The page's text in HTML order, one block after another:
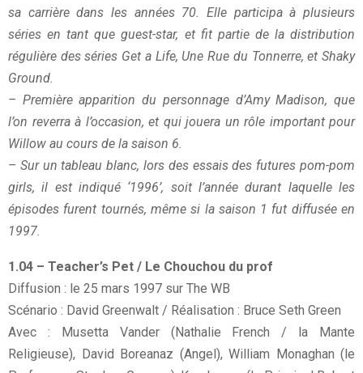
sa carrière dans les années 70. Elle participa à plusieurs
séries en tant que guest-star, et fit partie de la distribution
régulière des séries Get a Life, Une Rue du Tonnerre, et Shaky
Ground.
– Première apparition du personnage d’Amy Madison, que
l’on reverra à l’occasion, et qui jouera un rôle important pour
Willow au cours de la saison 6.
– Sur un tableau blanc, lors des essais des futures pom-pom
girls, il est indiqué ‘1996’, soit l’année durant laquelle les
épisodes furent tournés, même si la saison 1 fut diffusée en
1997.
1.04 – Teacher’s Pet / Le Chouchou du prof
Diffusion : le 25 mars 1997 sur The WB
Scénario : David Greenwalt / Réalisation : Bruce Seth Green
Avec : Musetta Vander (Nathalie French / la Mante
Religieuse), David Boreanaz (Angel), William Monaghan (le